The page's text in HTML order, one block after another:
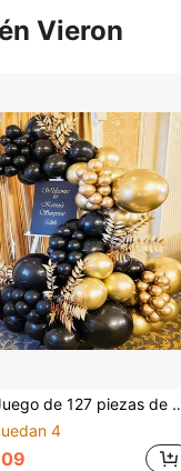
Vieron
piezas de arco de globos negro & dorado, globos de 18/12/10/5 pulgadas negro & dorado y confeti de lámina, juego de arco de globos negro & dorado, adecuado para decoración de cumpleaños, jubilación, aniversario
4